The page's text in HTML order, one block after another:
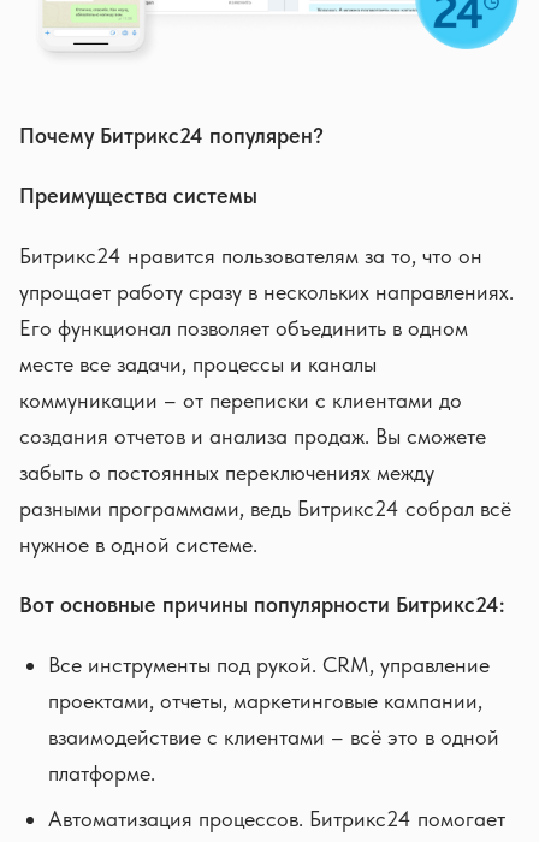
Почему Битрикс24 популярен?
Преимущества системы
Битрикс24 нравится пользователям за то, что он
упрощает работу сразу в нескольких направлениях.
Его функционал позволяет объединить в одном
месте все задачи, процессы и каналы
коммуникации – от переписки с клиентами до
создания отчетов и анализа продаж. Вы сможете
забыть о постоянных переключениях между
разными программами, ведь Битрикс24 собрал всё
нужное в одной системе.
Вот основные причины популярности Битрикс24:
Все инструменты под рукой. CRM, управление
проектами, отчеты, маркетинговые кампании,
взаимодействие с клиентами – всё это в одной
платформе.
Автоматизация процессов. Битрикс24 помогает